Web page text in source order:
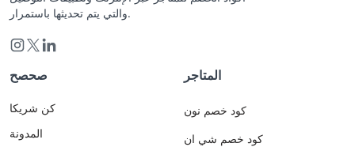
والتي يتم تحديثها باستمرار.
صحصح
كن شريكا
المدونة
المتاجر
كود خصم نون
كود خصم شي ان